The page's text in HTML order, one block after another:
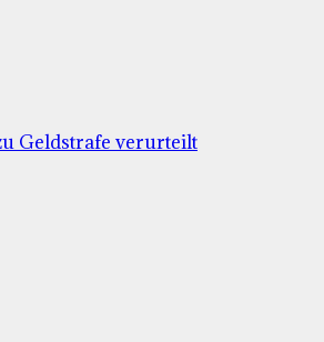
Geldstrafe verurteilt